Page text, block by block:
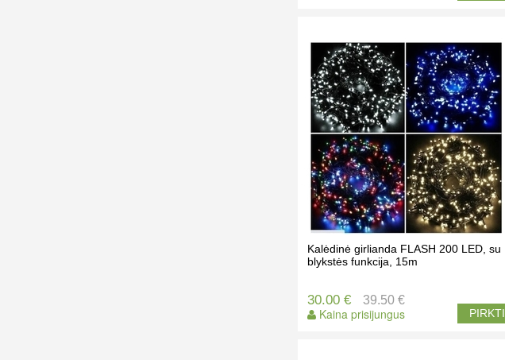
Kalėdinė girlianda FLASH 200 LED, su
blykstės funkcija, 15m
30.00 €
Kaina prisijungus
39.50 €
PIRKTI